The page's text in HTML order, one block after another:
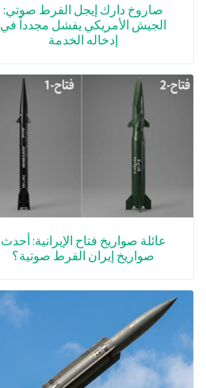
صاروخ دارك إيجل الفرط صوتي:
الجيش الأمريكي يفشل مجدداً في
إدخاله الخدمة
عائلة صواريخ فتاح الإيرانية: أحدث
صواريخ إيران الفرط صوتية؟